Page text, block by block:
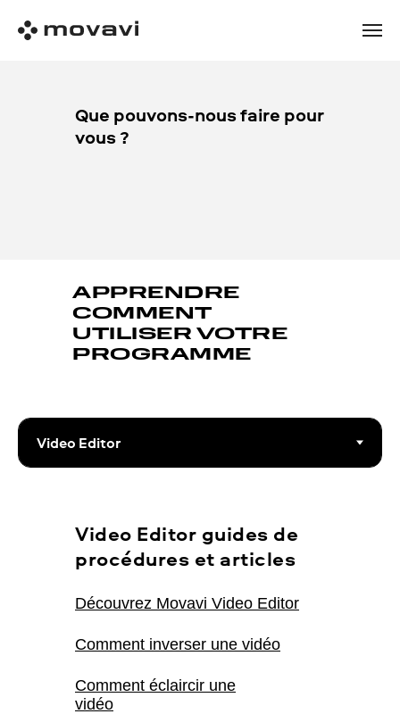
Que pouvons-nous faire pour
vous ?
APPRENDRE
COMMENT
UTILISER VOTRE
PROGRAMME
Découvrez Movavi Video Editor
Comment inverser une vidéo
Comment éclaircir une
vidéo
Video Editor guides de
procédures et articles